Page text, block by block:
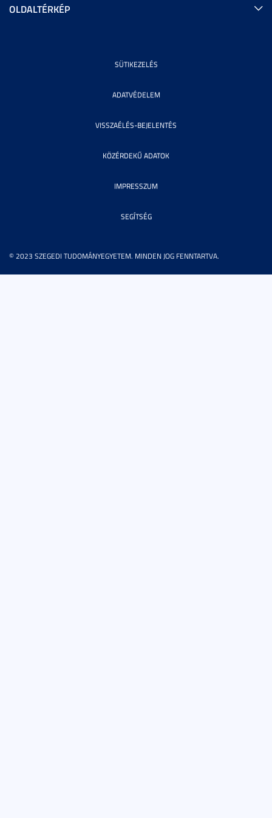
OLDALTÉRKÉP
© 2023 SZEGEDI TUDOMÁNYEGYETEM. MINDEN JOG FENNTARTVA.
SÜTIKEZELÉS
ADATVÉDELEM
VISSZAÉLÉS-BEJELENTÉS
KÖZÉRDEKŰ ADATOK
IMPRESSZUM
SEGÍTSÉG